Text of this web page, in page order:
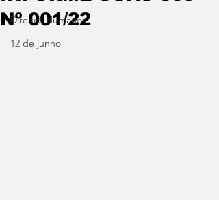
Direitos Humanos
12 de junho
Nº 001/22